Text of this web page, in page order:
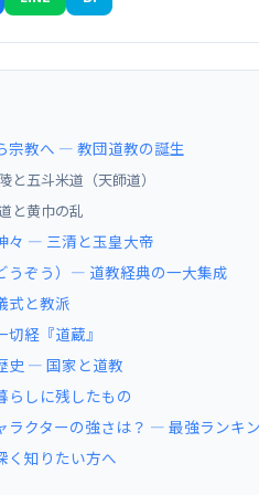
宗教へ ― 教団道教の誕生
と五斗米道（天師道）
と黄巾の乱
々 ― 三清と玉皇大帝
うぞう）― 道教経典の一大集成
式と教派
切経『道蔵』
史 ― 国家と道教
らしに残したもの
ラクターの強さは？ ― 最強ランキ
く知りたい方へ